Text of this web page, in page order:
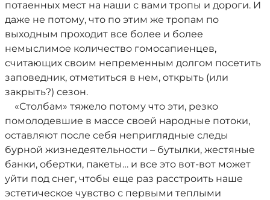
потаенных мест на наши с вами тропы и дороги. И
даже не потому, что по этим же тропам по
выходным проходит все более и более
немыслимое количество гомосапиенцев,
считающих своим непременным долгом посетить
заповедник, отметиться в нем, открыть (или
закрыть?) сезон.
«Столбам» тяжело потому что эти, резко
помолодевшие в массе своей народные потоки,
оставляют после себя неприглядные следы
бурной жизнедеятельности – бутылки, жестяные
банки, обертки, пакеты… и все это вот-вот может
уйти под снег, чтобы еще раз расстроить наше
эстетическое чувство с первыми теплыми